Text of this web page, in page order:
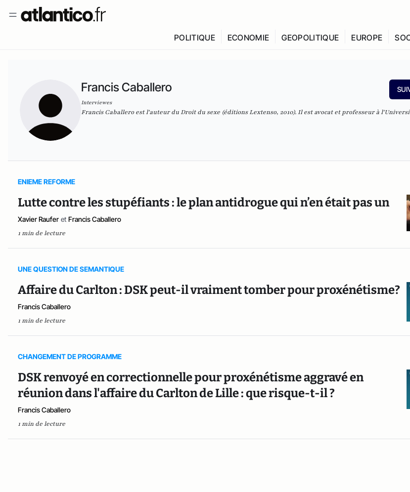
POLITIQUE ECONOMIE GEOPOLITIQUE EUROPE
Francis Caballero
Interviewes
Francis Caballero est l'auteur duDroit du sexe (éditions Lextenso, 2010). Il est avocat et professeur à l'
ENIEME REFORME
Lutte contre les stupéfiants : le plan antidrogue qui n’en était pas un
Xavier Raufer et Francis Caballero
1 min de lecture
UNE QUESTION DE SEMANTIQUE
Affaire du Carlton : DSK peut-il vraiment tomber pour proxénétisme?
Francis Caballero
1 min de lecture
CHANGEMENT DE PROGRAMME
DSK renvoyé en correctionnelle pour proxénétisme aggravé en
réunion dans l'affaire du Carlton de Lille : que risque-t-il ?
Francis Caballero
1 min de lecture